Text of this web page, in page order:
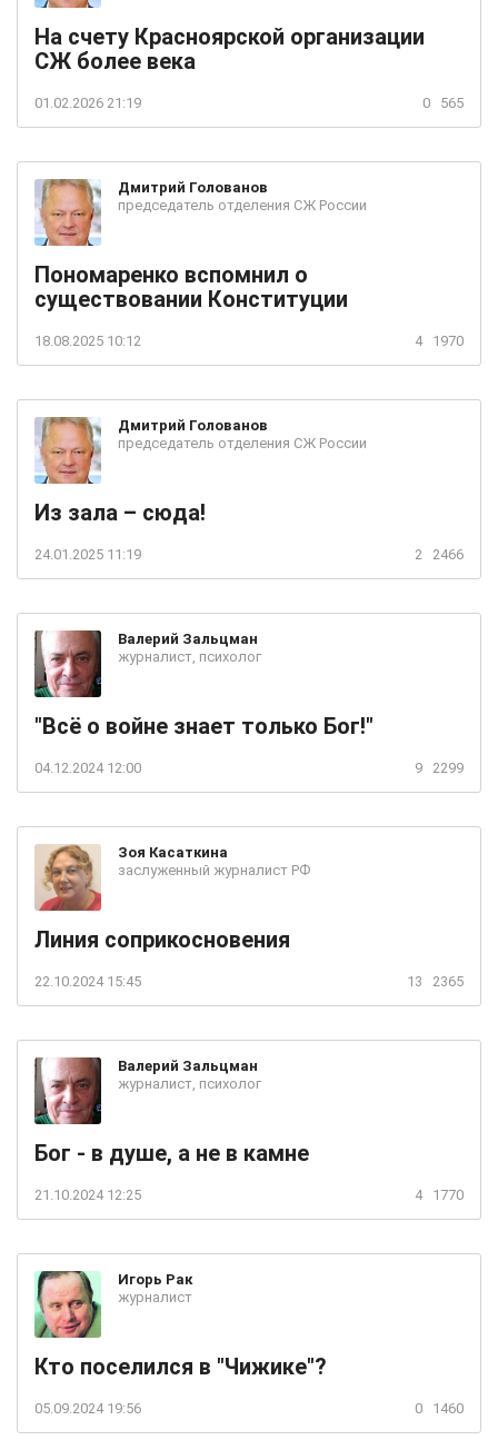
На счету Красноярской организации
СЖ более века
01.02.2026 21:19 0 565
Дмитрий Голованов
председатель отделения СЖ России
Пономаренко вспомнил о
существовании Конституции
18.08.2025 10:12 4 1970
Дмитрий Голованов
председатель отделения СЖ России
Из зала – сюда!
24.01.2025 11:19 2 2466
Валерий Зальцман
журналист, психолог
"Всё о войне знает только Бог!"
04.12.2024 12:00 9 2299
Зоя Касаткина
заслуженный журналист РФ
Линия соприкосновения
22.10.2024 15:45 13 2365
Валерий Зальцман
журналист, психолог
Бог - в душе, а не в камне
21.10.2024 12:25 4 1770
Игорь Рак
журналист
Кто поселился в "Чижике"?
05.09.2024 19:56 0 1460